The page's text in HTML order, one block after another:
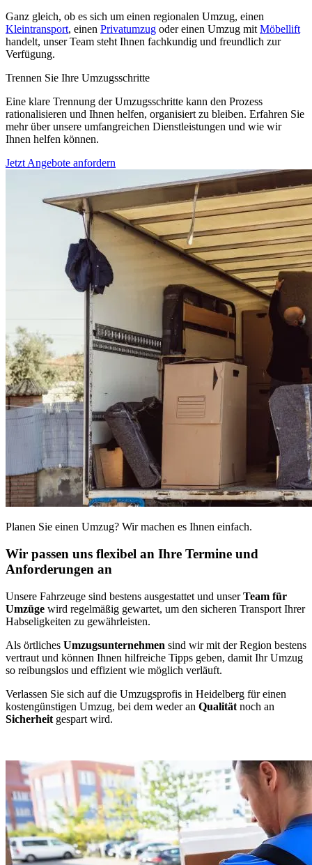
Ganz gleich, ob es sich um einen regionalen Umzug, einen
Kleintransport, einen Privatumzug oder einen Umzug mit Möbellift
handelt, unser Team steht Ihnen fachkundig und freundlich zur
Verfügung.
Trennen Sie Ihre Umzugsschritte
Eine klare Trennung der Umzugsschritte kann den Prozess
rationalisieren und Ihnen helfen, organisiert zu bleiben. Erfahren Sie
mehr über unsere umfangreichen Dienstleistungen und wie wir
Ihnen helfen können.
Jetzt Angebote anfordern
Planen Sie einen Umzug? Wir machen es Ihnen einfach.
Wir passen uns flexibel an Ihre Termine und
Anforderungen an
Unsere Fahrzeuge sind bestens ausgestattet und unserTeam für
Umzüge wird regelmäßig gewartet, um den sicheren Transport Ihrer
Habseligkeiten zu gewährleisten.
Als örtliches Umzugsunternehmen sind wir mit der Region bestens
vertraut und können Ihnen hilfreiche Tipps geben, damit Ihr Umzug
so reibungslos und effizient wie möglich verläuft.
Verlassen Sie sich auf die Umzugsprofis in Heidelberg für einen
kostengünstigen Umzug, bei dem weder an Qualität noch an
Sicherheit gespart wird.